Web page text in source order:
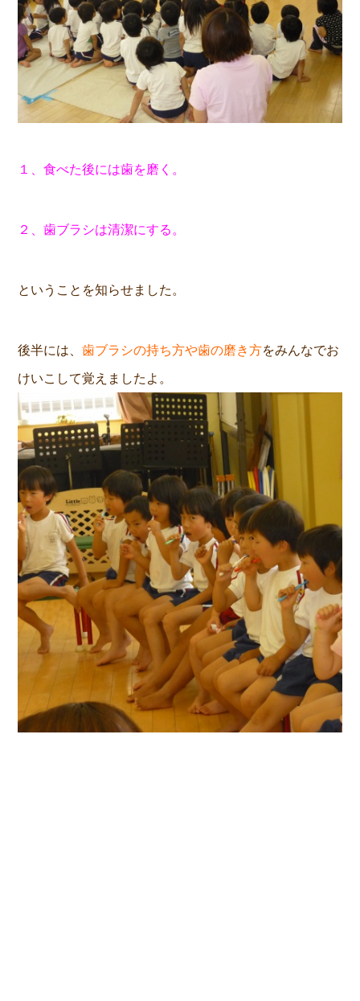
１、食べた後には歯を磨く。
２、歯ブラシは清潔にする。
ということを知らせました。
後半には、歯ブラシの持ち方や歯の磨き方をみんなでお
けいこして覚えましたよ。